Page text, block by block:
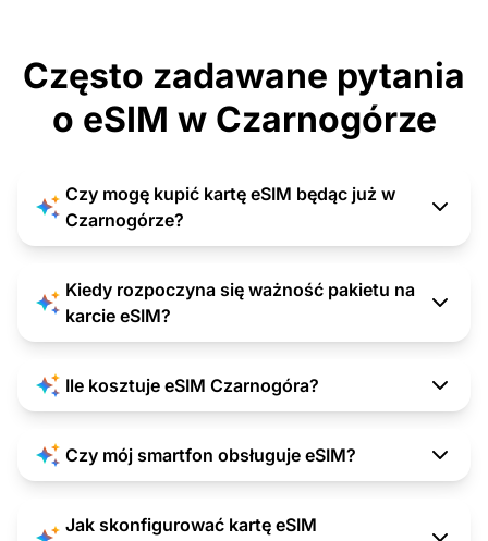
Często zadawane pytania
o eSIM w Czarnogórze
Czy mogę kupić kartę eSIM będąc już w
Czarnogórze?
Kiedy rozpoczyna się ważność pakietu na
karcie eSIM?
Ile kosztuje eSIM Czarnogóra?
Czy mój smartfon obsługuje eSIM?
Jak skonfigurować kartę eSIM